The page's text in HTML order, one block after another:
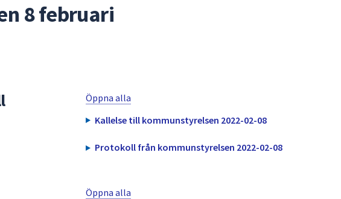
8 februari
Öppna alla
Kallelse till kommunstyrelsen 2022-02-08
Protokoll från kommunstyrelsen 2022-02-08
Öppna alla